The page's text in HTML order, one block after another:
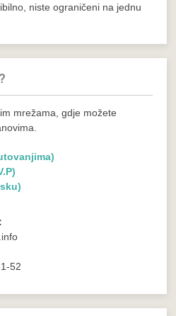
niste ograničeni na jednu
mrežama, gdje možete
52